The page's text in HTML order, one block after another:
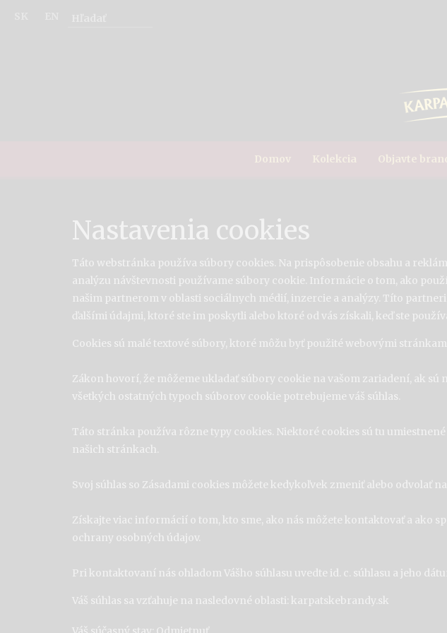
Domov Kolekcia Objavte
Nastavenia cookies
Táto webstránka používa súbory cookies. Na prispôsobenie obsahu a
analýzu návštevnosti používame súbory cookie. Informácie o tom, ako
našim partnerom v oblasti sociálnych médií, inzercie a analýzy. Títo
ďalšími údajmi, ktoré ste im poskytli alebo ktoré od vás získali, keď ste
Cookies sú malé textové súbory, ktoré môžu byť použité webovými
Zákon hovorí, že môžeme ukladať súbory cookie na vašom zariadení, ak
všetkých ostatných typoch súborov cookie potrebujeme váš súhlas.
Táto stránka používa rôzne typy cookies. Niektoré cookies sú tu
našich stránkach.
Svoj súhlas so Zásadami cookies môžete kedykoľvek zmeniť alebo odvolať
Získajte viac informácií o tom, kto sme, ako nás môžete kontaktovať a ako
ochrany osobných údajov.
Pri kontaktovaní nás ohladom Vášho súhlasu uvedte id. c. súhlasu a jeho
Váš súhlas sa vzťahuje na nasledovné oblasti: karpatskebrandy.sk